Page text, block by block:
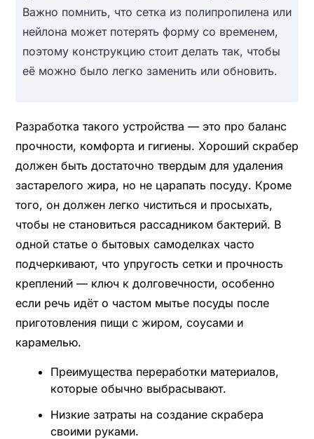
Важно помнить, что сетка из полипропилена или
нейлона может потерять форму со временем,
поэтому конструкцию стоит делать так, чтобы
её можно было легко заменить или обновить.
Разработка такого устройства — это про баланс
прочности, комфорта и гигиены. Хороший скрабер
должен быть достаточно твердым для удаления
застарелого жира, но не царапать посуду. Кроме
того, он должен легко чиститься и просыхать,
чтобы не становиться рассадником бактерий. В
одной статье о бытовых самоделках часто
подчеркивают, что упругость сетки и прочность
креплений — ключ к долговечности, особенно
если речь идёт о частом мытье посуды после
приготовления пищи с жиром, соусами и
карамелью.
Преимущества переработки материалов,
которые обычно выбрасывают.
Низкие затраты на создание скрабера
своими руками.